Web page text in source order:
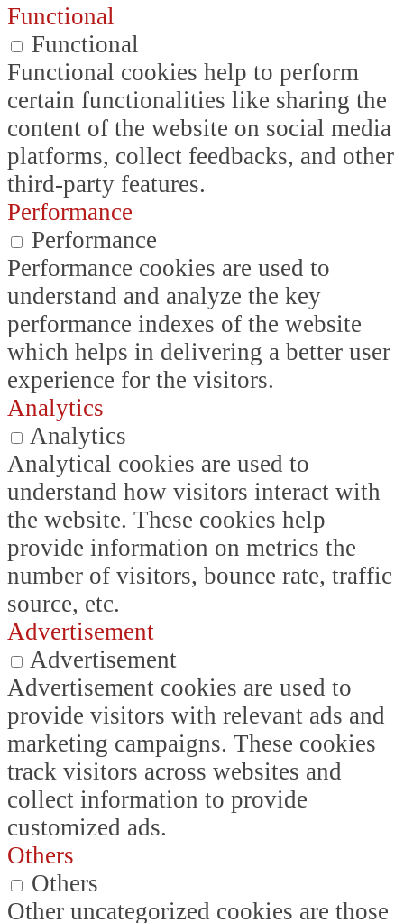
Functional
Functional
Functional cookies help to perform
certain functionalities like sharing the
content of the website on social media
platforms, collect feedbacks, and other
third-party features.
Performance
Performance
Performance cookies are used to
understand and analyze the key
performance indexes of the website
which helps in delivering a better user
experience for the visitors.
Analytics
Analytics
Analytical cookies are used to
understand how visitors interact with
the website. These cookies help
provide information on metrics the
number of visitors, bounce rate, traffic
source, etc.
Advertisement
Advertisement
Advertisement cookies are used to
provide visitors with relevant ads and
marketing campaigns. These cookies
track visitors across websites and
collect information to provide
customized ads.
Others
Others
Other uncategorized cookies are those